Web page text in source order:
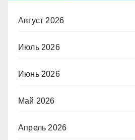
Август 2026
Июль 2026
Июнь 2026
Май 2026
Апрель 2026